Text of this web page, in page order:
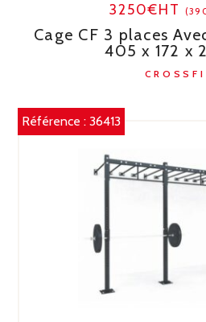
3250€HT
Cage CF 3 places
405 x 172 x
Référence :36413